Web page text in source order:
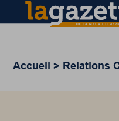
Accueil > Relations